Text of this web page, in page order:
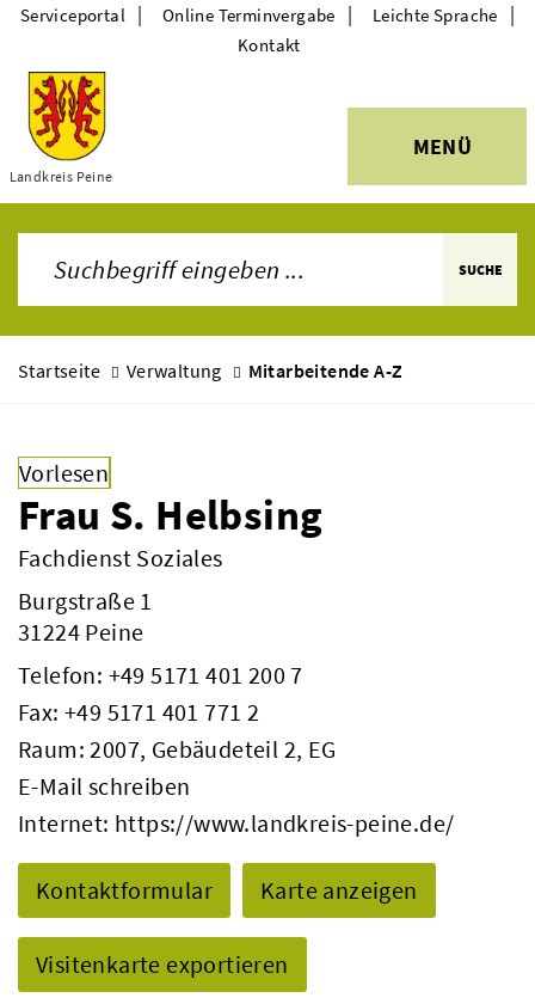
Themen
Landkreis Peine
MENÜ
Serviceportal | Online Terminvergabe | Leichte Sprache |
Kontakt
SUCHE
Startseite Verwaltung Mitarbeitende A-Z
Vorlesen
Frau S. Helbsing
Fachdienst Soziales
Burgstraße 1
31224 Peine
Telefon: +49 5171 401 200 7
Fax: +49 5171 401 771 2
Raum: 2007, Gebäudeteil 2, EG
E-Mail schreiben
Internet: https://www.landkreis-peine.de/
Kontaktformular Karte anzeigen
Visitenkarte exportieren